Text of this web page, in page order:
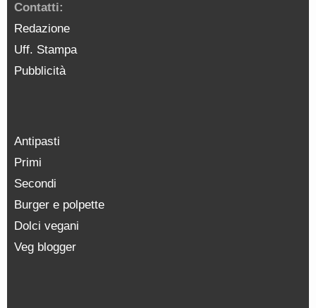
Contatti:
Redazione
Uff. Stampa
Pubblicità
Antipasti
Primi
Secondi
Burger e polpette
Dolci vegani
Veg blogger